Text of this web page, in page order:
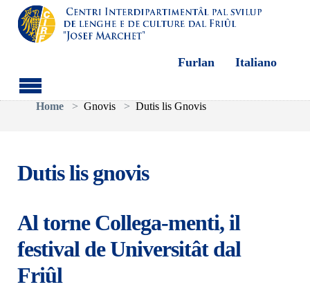
Aller au contenu principal
Furlan Italiano
Vous êtes ici:
Home
Gnovis Dutis lis Gnovis
Dutis lis gnovis
Al torne Collega-menti, il
festival de Universitât dal
Friûl